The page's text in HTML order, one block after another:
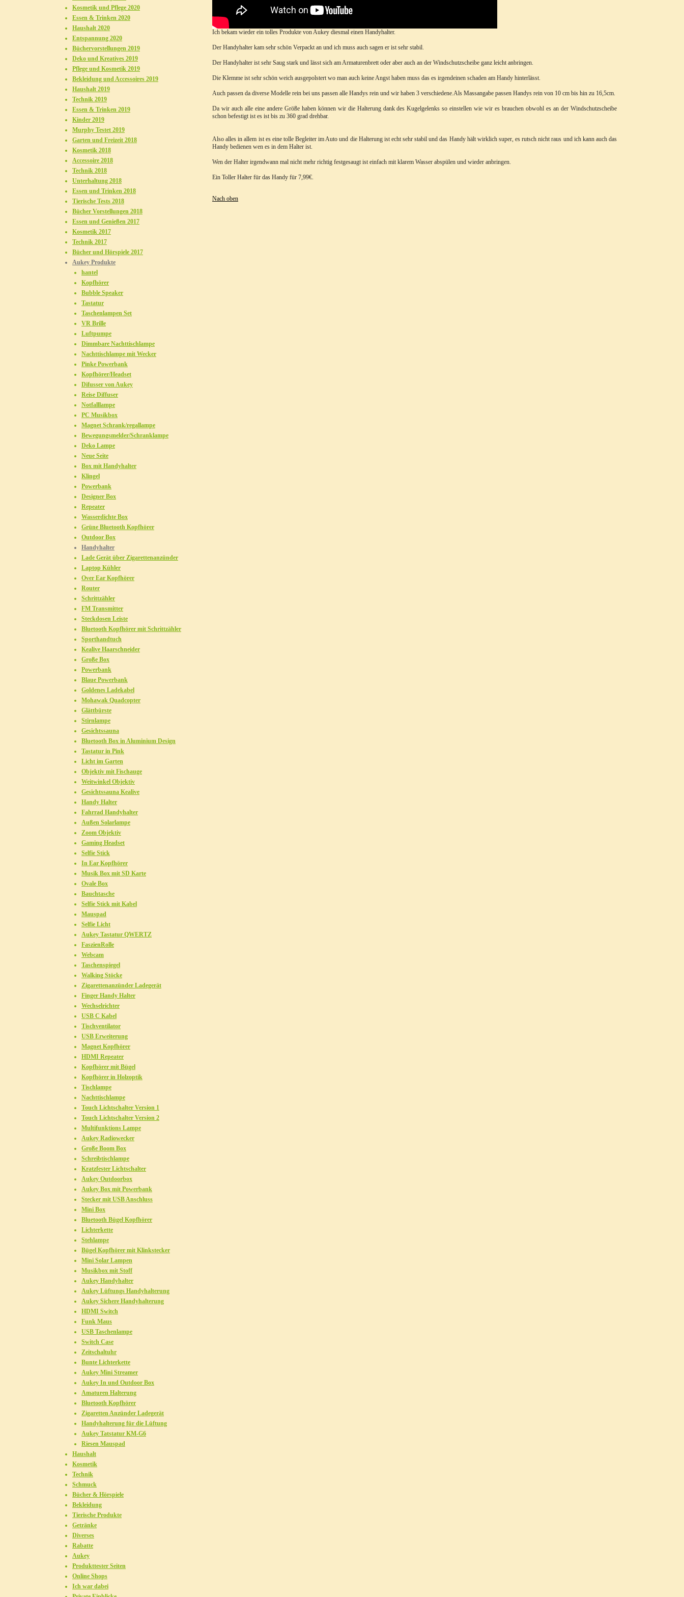
Ich bekam wieder ein tolles Produkte von Aukey diesmal einen Handyhalter.
Der Handyhalter kam sehr schön Verpackt an und ich muss auch sagen er ist sehr stabil.
Der Handyhalter ist sehr Saug stark und lässt sich am Armaturenbrett oder aber auch an der Windschutzscheibe ganz leicht anbringen.
Die Klemme ist sehr schön weich ausgepolstert wo man auch keine Angst haben muss das es irgendeinen schaden am Handy hinterlässt.
Auch passen da diverse Modelle rein bei uns passen alle Handys rein und wir haben 3 verschiedene.Als Massangabe passen Handys rein von 10 cm bis hin zu 16,5cm.
Da wir auch alle eine andere Größe haben können wir die Halterung dank des Kugelgelenks so einstellen wie wir es brauchen obwohl es an der Windschutzscheibe
schon befestigt ist es ist bis zu 360 grad drehbar.
Also alles in allem ist es eine tolle Begleiter im Auto und die Halterung ist echt sehr stabil und das Handy hält wirklich super, es rutsch nicht raus und ich kann auch das
Handy bedienen wen es in dem Halter ist.
Wen der Halter irgendwann mal nicht mehr richtig festgesaugt ist einfach mit klarem Wasser abspülen und wieder anbringen.
Ein Toller Halter für das Handy für 7,99€.
Nach oben
Kosmetik und Pflege 2020
Essen & Trinken 2020
Haushalt 2020
Entspannung 2020
Büchervorstellungen 2019
Deko und Kreatives 2019
Pflege und Kosmetik 2019
Bekleidung und Accessoires 2019
Haushalt 2019
Technik 2019
Essen & Trinken 2019
Kinder 2019
Murphy Testet 2019
Garten und Freizeit 2018
Kosmetik 2018
Accessoire 2018
Technik 2018
Unterhaltung 2018
Essen und Trinken 2018
Tierische Tests 2018
Bücher Vorstellungen 2018
Essen und Genießen 2017
Kosmetik 2017
Technik 2017
Bücher und Hörspiele 2017
Aukey Produkte
hantel
Kopfhörer
Bubble Speaker
Tastatur
Taschenlampen Set
VR Brille
Luftpumpe
Dimmbare Nachttischlampe
Nachttischlampe mit Wecker
Pinke Powerbank
Kopfhörer/Headset
Difusser von Aukey
Reise Diffuser
Notfalllampe
PC Musikbox
Magnet Schrank/regallampe
Bewegungsmelder/Schranklampe
Deko Lampe
Neue Seite
Box mit Handyhalter
Klingel
Powerbank
Designer Box
Repeater
Wasserdichte Box
Grüne Bluetooth Kopfhörer
Outdoor Box
Handyhalter
Lade Gerät über Zigarettenanzünder
Laptop Kühler
Over Ear Kopfhörer
Router
Schrittzähler
FM Transmitter
Steckdosen Leiste
Bluetooth Kopfhörer mit Schrittzähler
Sporthandtuch
Kealive Haarschneider
Große Box
Powerbank
Blaue Powerbank
Goldenes Ladekabel
Mohawak Quadcopter
Glättbürste
Stirnlampe
Gesichtssauna
Bluetooth Box in Aluminium Design
Tastatur in Pink
Licht im Garten
Objektiv mit Fischauge
Weitwinkel Objektiv
Gesichtssauna Kealive
Handy Halter
Fahrrad Handyhalter
Außen Solarlampe
Zoom Objektiv
Gaming Headset
Selfie Stick
In Ear Kopfhörer
Musik Box mit SD Karte
Ovale Box
Bauchtasche
Selfie Stick mit Kabel
Mauspad
Selfie Licht
Aukey Tastatur QWERTZ
FaszienRolle
Webcam
Taschenspiegel
Walking Stöcke
Zigarettenanzünder Ladegerät
Finger Handy Halter
Wechselrichter
USB C Kabel
Tischventilator
USB Erweiterung
Magnet Kopfhörer
HDMI Repeater
Kopfhörer mit Bügel
Kopfhörer in Holzoptik
Tischlampe
Nachttischlampe
Touch Lichtschalter Version 1
Touch Lichtschalter Version 2
Multifunktions Lampe
Aukey Radiowecker
Große Boom Box
Schreibtischlampe
Kratzfester Lichtschalter
Aukey Outdoorbox
Aukey Box mit Powerbank
Stecker mit USB Anschluss
Mini Box
Bluetooth Bügel Kopfhörer
Lichterkette
Stehlampe
Bügel Kopfhörer mit Klinkstecker
Mini Solar Lampen
Musikbox mit Stoff
Aukey Handyhalter
Aukey Lüftungs Handyhalterung
Aukey Sichere Handyhalterung
HDMI Switch
Funk Maus
USB Taschenlampe
Switch Case
Zeitschaltuhr
Bunte Lichterkette
Aukey Mini Streamer
Aukey In und Outdoor Box
Amaturen Halterung
Bluetooth Kopfhörer
Zigaretten Anzünder Ladegerät
Handyhalterung für die Lüftung
Aukey Tatstatur KM-G6
Riesen Mauspad
Haushalt
Kosmetik
Technik
Schmuck
Bücher & Hörspiele
Bekleidung
Tierische Produkte
Getränke
Diverses
Rabatte
Aukey
Produkttester Seiten
Online Shops
Ich war dabei